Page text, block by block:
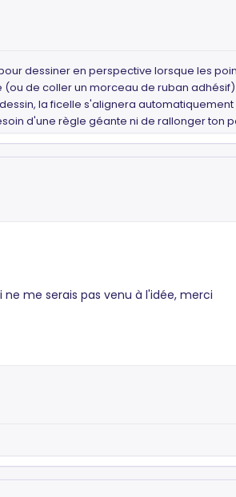
dessiner en perspective lorsque les
(ou de coller un morceau de ruban
la ficelle s'alignera
d'une règle géante ni de rallonger ton
me serais pas venu à l'idée, merci